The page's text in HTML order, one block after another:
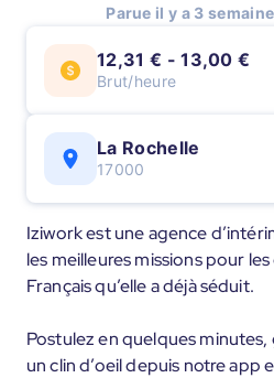
Parue il y a 3
12,31 € - 13,00 €
Brut/heure
La Rochelle
17000
Iziwork est une agence
les meilleures missions pour
Français qu’elle a déjà séduit.
Postulez en quelques
un clin d’oeil depuis notre app